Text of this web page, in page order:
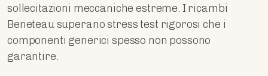
sollecitazioni meccaniche estreme. I ricambi
Beneteau superano stress test rigorosi che i
componenti generici spesso non possono
garantire.